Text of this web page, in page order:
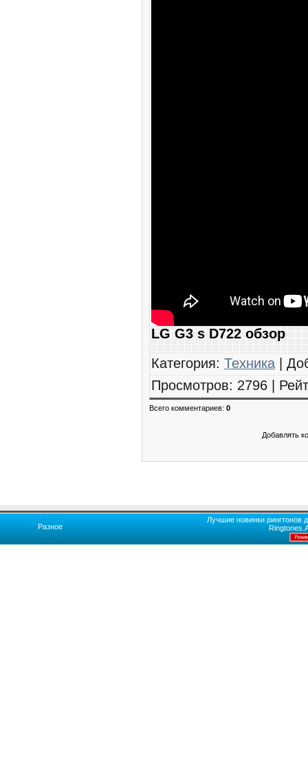
LG G3 s D722 обзор
Категория: Техника |
Просмотров: 2796 |
Всего комментариев: 0
Добавлять
Разное
Лучшие новинки рингтонов